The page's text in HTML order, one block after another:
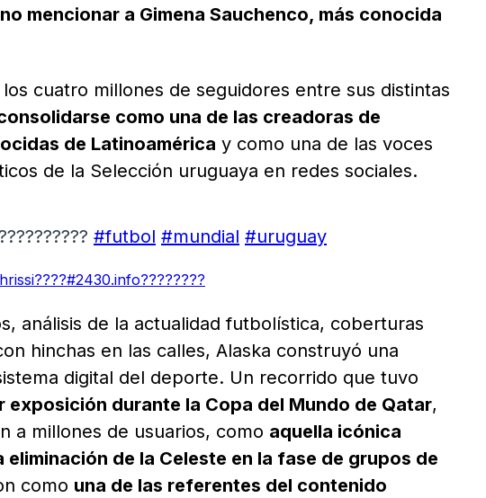
mencionar a Gimena Sauchenco, más conocida
cuatro millones de seguidores entre sus distintas
como una de las creadoras de
de Latinoamérica y como una de las voces
de la Selección uruguaya en redes sociales.
#futbol #mundial #uruguay
análisis de la actualidad futbolística, coberturas
hinchas en las calles, Alaska construyó una
digital del deporte. Un recorrido que tuvo
exposición durante la Copa del Mundo de Qatar,
a millones de usuarios, como aquella icónica
de la Celeste en la fase de grupos de
como una de las referentes del contenido